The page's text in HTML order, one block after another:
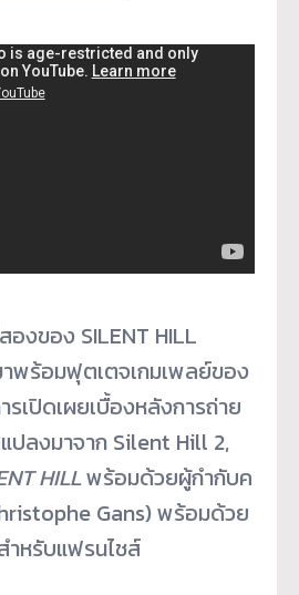
งของ SILENT HILL
พร้อมฟุตเตจเกมเพลย์ของ
รเปิดเผยเบื้องหลังการถ่าย
ลงมาจาก Silent Hill 2,
HILLพร้อมด้วยผู้กำกับค
Gans) พร้อมด้วย
ำหรับแฟรนไชส์